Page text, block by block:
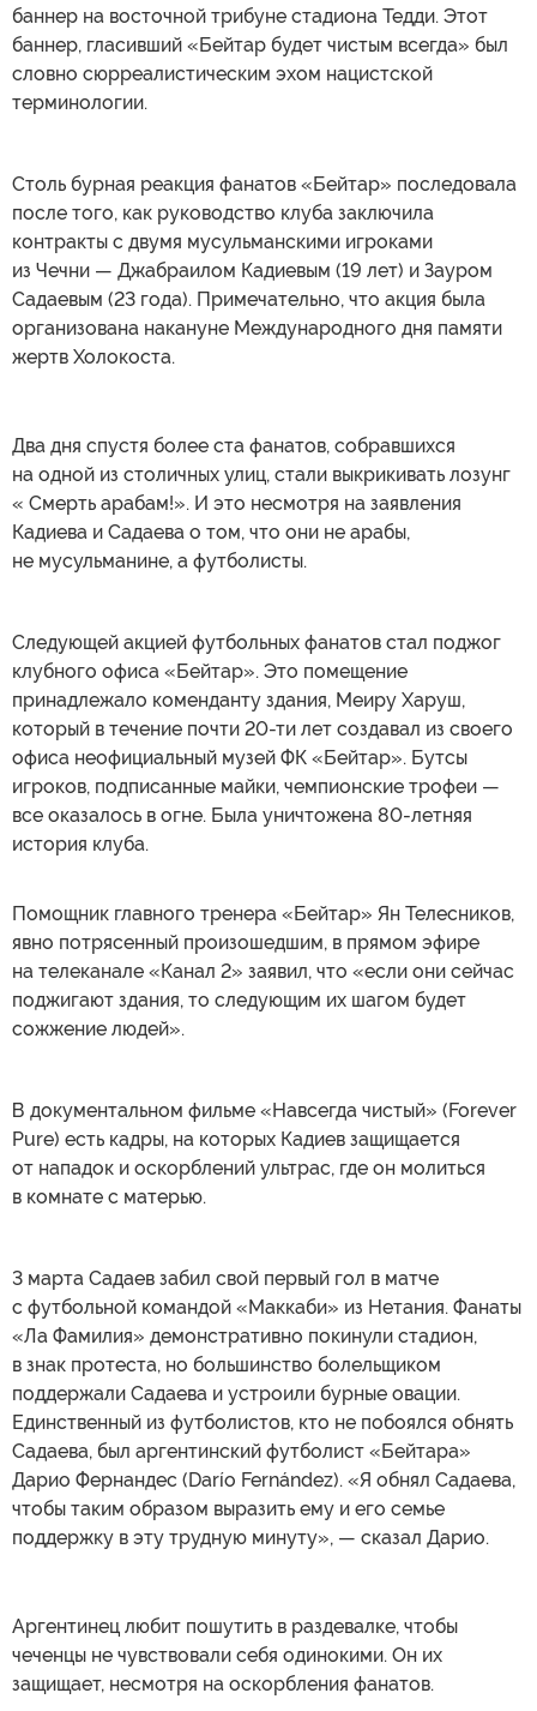
баннер на восточной трибуне стадиона Тедди. Этот
баннер, гласивший «Бейтар будет чистым всегда» был
словно сюрреалистическим эхом нацистской
терминологии.
Столь бурная реакция фанатов «Бейтар» последовала
после того, как руководство клуба заключила
контракты с двумя мусульманскими игроками
из Чечни — Джабраилом Кадиевым (19 лет) и Зауром
Садаевым (23 года). Примечательно, что акция была
организована накануне Международного дня памяти
жертв Холокоста.
Два дня спустя более ста фанатов, собравшихся
на одной из столичных улиц, стали выкрикивать лозунг
« Смерть арабам!». И это несмотря на заявления
Кадиева и Садаева о том, что они не арабы,
не мусульманине, а футболисты.
Следующей акцией футбольных фанатов стал поджог
клубного офиса «Бейтар». Это помещение
принадлежало коменданту здания, Меиру Харуш,
который в течение почти 20-ти лет создавал из своего
офиса неофициальный музей ФК «Бейтар». Бутсы
игроков, подписанные майки, чемпионские трофеи —
все оказалось в огне. Была уничтожена 80-летняя
история клуба.
Помощник главного тренера «Бейтар» Ян Телесников,
явно потрясенный произошедшим, в прямом эфире
на телеканале «Канал 2» заявил, что «если они сейчас
поджигают здания, то следующим их шагом будет
сожжение людей».
В документальном фильме «Навсегда чистый» (Forever
Pure) есть кадры, на которых Кадиев защищается
от нападок и оскорблений ультрас, где он молиться
в комнате с матерью.
3 марта Садаев забил свой первый гол в матче
с футбольной командой «Маккаби» из Нетания. Фанаты
«Ла Фамилия» демонстративно покинули стадион,
в знак протеста, но большинство болельщиком
поддержали Садаева и устроили бурные овации.
Единственный из футболистов, кто не побоялся обнять
Садаева, был аргентинский футболист «Бейтара»
Дарио Фернандес (Darío Fernández). «Я обнял Садаева,
чтобы таким образом выразить ему и его семье
поддержку в эту трудную минуту», — сказал Дарио.
Аргентинец любит пошутить в раздевалке, чтобы
чеченцы не чувствовали себя одинокими. Он их
защищает, несмотря на оскорбления фанатов.